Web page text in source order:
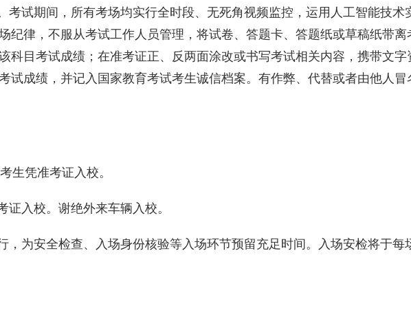
试期间，所有考场均实行全时段、无死角视频监控，运用人工智能技术
律，不服从考试工作人员管理，将试卷、答题卡、答题纸或草稿纸带离
目考试成绩；在准考证正、反两面涂改或书写考试相关内容，携带文字
成绩，并记入国家教育考试考生诚信档案。有作弊、代替或者由他人冒
生凭准考证入校。
入校。谢绝外来车辆入校。
为安全检查、入场身份核验等入场环节预留充足时间。入场安检将于每